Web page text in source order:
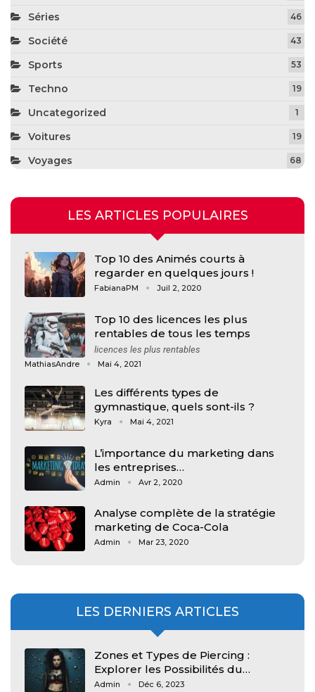
Séries 46
Société 43
Sports 53
Techno 19
Uncategorized 1
Voitures 19
Voyages 68
LES ARTICLES POPULAIRES
Top 10 des Animés courts à
regarder en quelques jours !
FabianaPM Juil 2, 2020
Top 10 des licences les plus
rentables de tous les temps
licences les plus rentables
MathiasAndre Mai 4, 2021
Les différents types de
gymnastique, quels sont-ils ?
Kyra Mai 4, 2021
L’importance du marketing dans
les entreprises…
Admin Avr 2, 2020
Analyse complète de la stratégie
marketing de Coca-Cola
Admin Mar 23, 2020
LES DERNIERS ARTICLES
Zones et Types de Piercing :
Explorer les Possibilités du…
Admin Déc 6, 2023